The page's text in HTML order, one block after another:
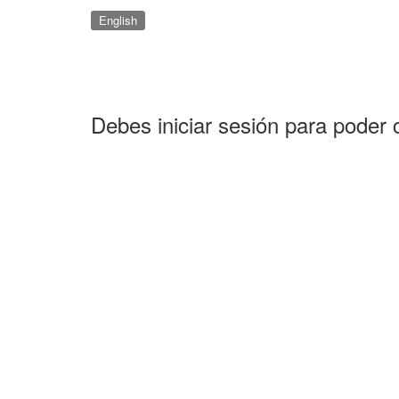
English
Debes iniciar sesión para poder